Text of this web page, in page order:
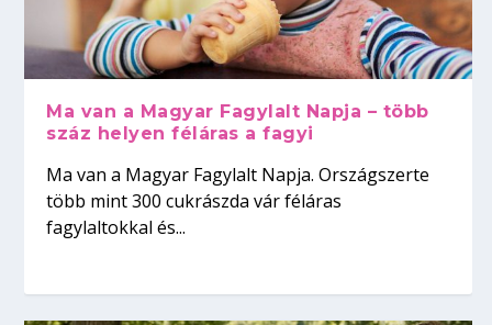
Ma van a Magyar Fagylalt Napja – több
száz helyen féláras a fagyi
Ma van a Magyar Fagylalt Napja. Országszerte
több mint 300 cukrászda vár féláras
fagylaltokkal és...